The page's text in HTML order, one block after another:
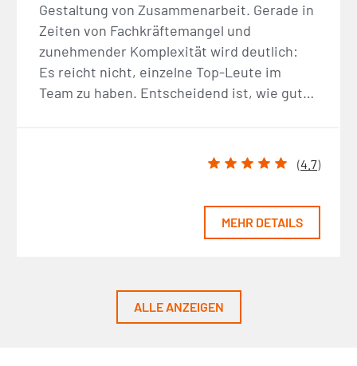
Gestaltung von Zusammenarbeit. Gerade in
Zeiten von Fachkräftemangel und
zunehmender Komplexität wird deutlich:
Es reicht nicht, einzelne Top-Leute im
Team zu haben. Entscheidend ist, wie gut…
(4.7)
MEHR DETAILS
ALLE ANZEIGEN